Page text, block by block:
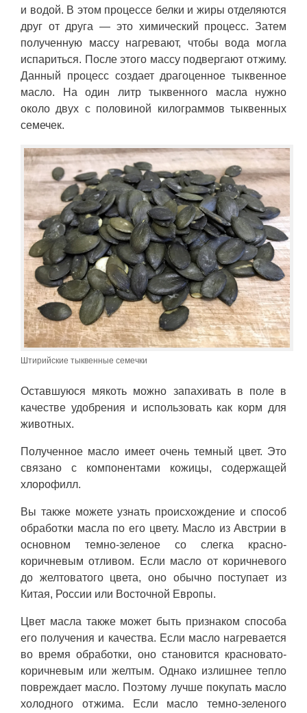
и водой. В этом процессе белки и жиры отделяются
друг от друга — это химический процесс. Затем
полученную массу нагревают, чтобы вода могла
испариться. После этого массу подвергают отжиму.
Данный процесс создает драгоценное тыквенное
масло. На один литр тыквенного масла нужно
около двух с половиной килограммов тыквенных
семечек.
Штирийские тыквенные семечки
Оставшуюся мякоть можно запахивать в поле в
качестве удобрения и использовать как корм для
животных.
Полученное масло имеет очень темный цвет. Это
связано с компонентами кожицы, содержащей
хлорофилл.
Вы также можете узнать происхождение и способ
обработки масла по его цвету. Масло из Австрии в
основном темно-зеленое со слегка красно-
коричневым отливом. Если масло от коричневого
до желтоватого цвета, оно обычно поступает из
Китая, России или Восточной Европы.
Цвет масла также может быть признаком способа
его получения и качества. Если масло нагревается
во время обработки, оно становится красновато-
коричневым или желтым. Однако излишнее тепло
повреждает масло. Поэтому лучше покупать масло
холодного отжима. Если масло темно-зеленого